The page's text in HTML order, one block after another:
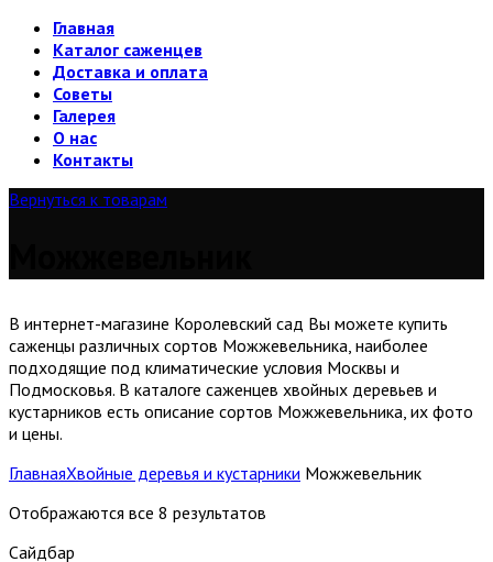
Главная
Каталог саженцев
Доставка и оплата
Советы
Галерея
О нас
Контакты
Вернуться к товарам
В интернет-магазине Королевский сад Вы можете купить
саженцы различных сортов Можжевельника, наиболее
подходящие под климатические условия Москвы и
Подмосковья. В каталоге саженцев хвойных деревьев и
кустарников есть описание сортов Можжевельника, их фото
и цены.
ГлавнаяХвойные деревья и кустарники Можжевельник
Отображаются все 8 результатов
Сайдбар